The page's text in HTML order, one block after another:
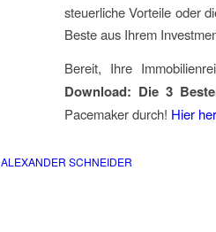
steuerliche Vorteile oder
Beste aus Ihrem
Bereit, Ihre
Download: Die 3
Pacemaker durch! Hier
ALEXANDER SCHNEIDER